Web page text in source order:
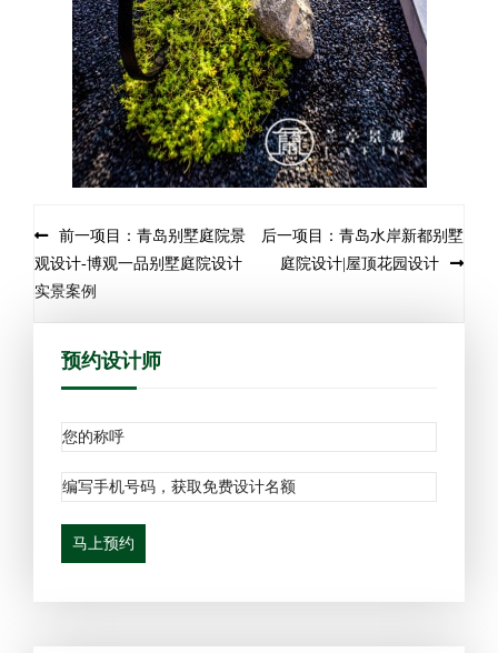
前一项目：青岛别墅庭院景
观设计-博观一品别墅庭院设计
实景案例
后一项目：青岛水岸新都别墅
庭院设计|屋顶花园设计
预约设计师
马上预约